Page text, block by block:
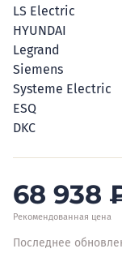
LS Electric
HYUNDAI
Legrand
Siemens
Systeme Electric
ESQ
DKC
68 938
Рекомендованная цена
Последнее